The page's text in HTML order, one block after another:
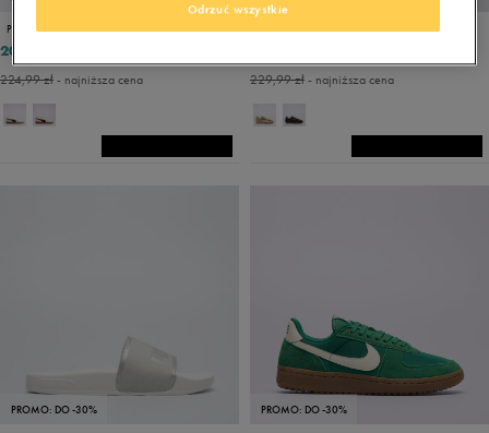
PUMA PALERMO LTH
206,99 zł
224,99 zł- najniższa cena
PUMA BELLA DONNA ANIMAL FLAIR
229,99 zł- najniższa cena
PROMO: DO -30% PROMO: DO -30%
Odrzuć wszystkie